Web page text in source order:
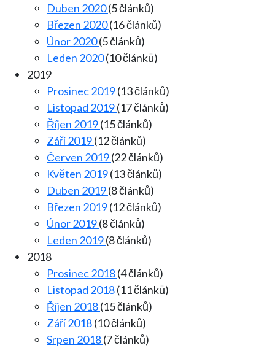
Duben 2020(5 článků)
Březen 2020(16 článků)
Únor 2020(5 článků)
Leden 2020(10 článků)
2019
Prosinec 2019(13 článků)
Listopad 2019(17 článků)
Říjen 2019(15 článků)
Září 2019(12 článků)
Červen 2019(22 článků)
Květen 2019(13 článků)
Duben 2019(8 článků)
Březen 2019(12 článků)
Únor 2019(8 článků)
Leden 2019(8 článků)
2018
Prosinec 2018(4 článků)
Listopad 2018(11 článků)
Říjen 2018(15 článků)
Září 2018(10 článků)
Srpen 2018(7 článků)